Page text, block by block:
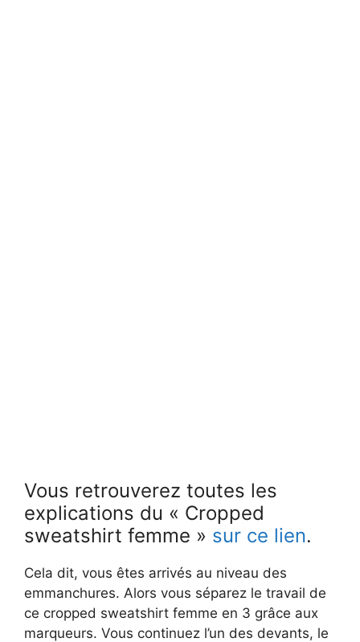
Vous retrouverez toutes les
explications du « Cropped
sweatshirt femme » sur ce lien.
Cela dit, vous êtes arrivés au niveau des
emmanchures. Alors vous séparez le travail de
ce cropped sweatshirt femme en 3 grâce aux
marqueurs. Vous continuez l’un des devants, le